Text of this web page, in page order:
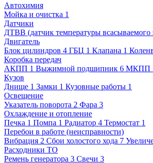
Автохимия
Мойка и очистка 1
Датчики
ДТВВ (датчик температуры всасываемого
Двигатель
Блок цилиндров 4 ГБЦ 1 Клапана 1
Коробка передач
АКПП 1 Выжимной подшипник 6 МКПП
Кузов
Днище 1 Замки 1 Кузовные работы 1
Освещение
Указатель поворота 2 Фара 3
Охлаждение и отопление
Печка 1 Помпа 1 Радиатор 4 Термостат 1
Перебои в работе (неисправности)
Вибрация 2 Сбои холостого хода 7
Расходники ТО
Ремень генератора 3 Свечи 3